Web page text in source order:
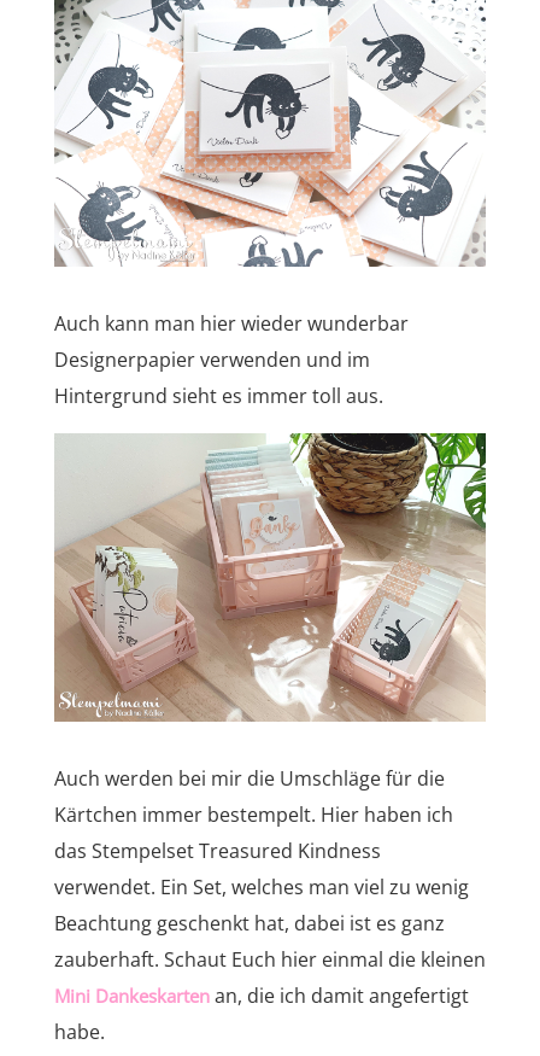
Auch kann man hier wieder wunderbar
Designerpapier verwenden und im
Hintergrund sieht es immer toll aus.
Auch werden bei mir die Umschläge für die
Kärtchen immer bestempelt. Hier haben ich
das Stempelset Treasured Kindness
verwendet. Ein Set, welches man viel zu wenig
Beachtung geschenkt hat, dabei ist es ganz
zauberhaft. Schaut Euch hier einmal die kleinen
Mini Dankeskartenan, die ich damit angefertigt
habe.